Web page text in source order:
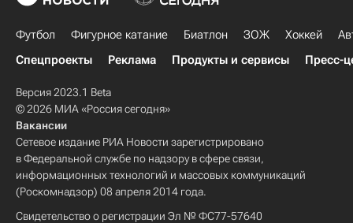
Футбол Фигурное катание Биатлон ЗОЖ Хоккей
Спецпроекты
Реклама Продукты и сервисы Пресс-
Версия 2023.1 Beta
© 2026 МИА «Россия сегодня»
Вакансии
Сетевое издание РИА Новости зарегистрировано
в Федеральной службе по надзору в сфере связи,
информационных технологий и массовых коммуникаций
(Роскомнадзор) 08 апреля 2014 года.
Свидетельство о регистрации Эл № ФС77-57640